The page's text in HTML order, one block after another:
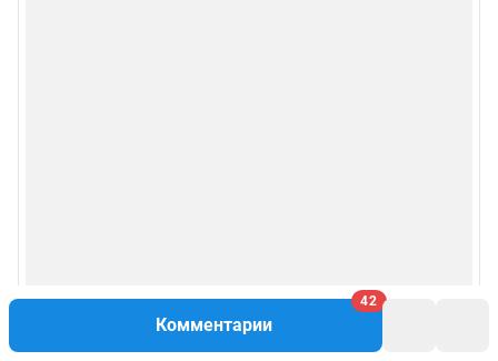
Комментарии
42